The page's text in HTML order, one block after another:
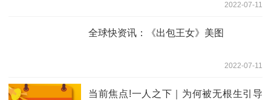
2022-07-11
全球快资讯：《出包王女》美图
2022-07-11
当前焦点!一人之下｜为何被无根生引导